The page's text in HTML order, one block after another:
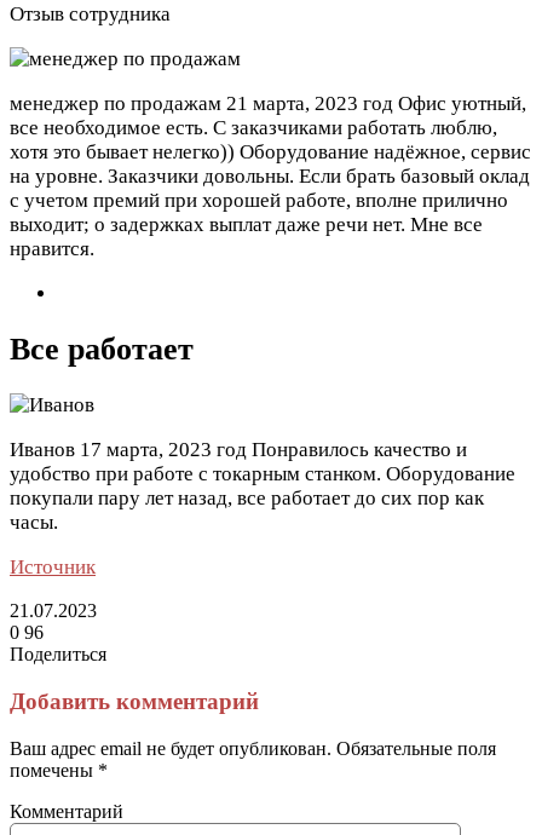
Отзыв сотрудника
менеджер по продажам 21 марта, 2023 год Офис уютный,
все необходимое есть. С заказчиками работать люблю,
хотя это бывает нелегко)) Оборудование надёжное, сервис
на уровне. Заказчики довольны. Если брать базовый оклад
с учетом премий при хорошей работе, вполне прилично
выходит; о задержках выплат даже речи нет. Мне все
нравится.
Все работает
Иванов 17 марта, 2023 год Понравилось качество и
удобство при работе с токарным станком. Оборудование
покупали пару лет назад, все работает до сих пор как
часы.
Источник
21.07.2023
0 96
Поделиться
через
электронную
почту
Добавить комментарий
Ваш адрес email не будет опубликован. Обязательные поля
помечены *
Комментарий